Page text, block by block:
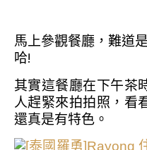
馬上參觀餐廳，難道
哈!
其實這餐廳在下午茶
人趕緊來拍拍照，看
還真是有特色。